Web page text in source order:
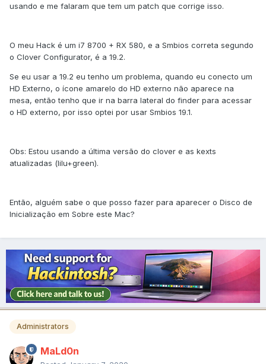
usando e me falaram que tem um patch que corrige isso.
O meu Hack é um i7 8700 + RX 580, e a Smbios correta segundo
o Clover Configurator, é a 19.2.
Se eu usar a 19.2 eu tenho um problema, quando eu conecto um
HD Externo, o ícone amarelo do HD externo não aparece na
mesa, então tenho que ir na barra lateral do finder para acessar
o HD externo, por isso optei por usar Smbios 19.1.
Obs: Estou usando a última versão do clover e as kexts
atualizadas (lilu+green).
Então, alguém sabe o que posso fazer para aparecer o Disco de
Inicialização em Sobre este Mac?
Administrators
MaLd0n